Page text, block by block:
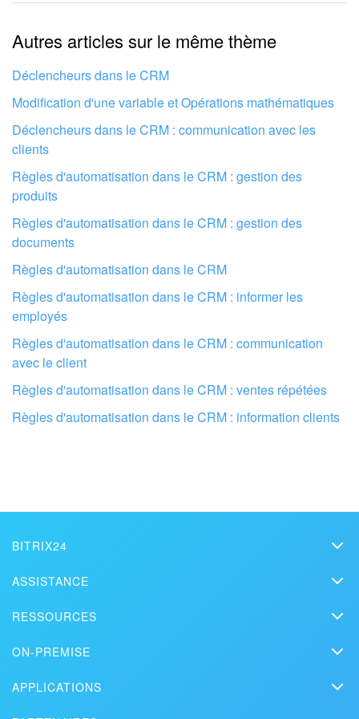
Voyons comment la règle d'automatisation a fonctionné. La
règle a supprimé la transaction lorsqu'elle a atteint l'étape «
La transaction n'a pas été faite ». Vous pouvez trouver une
Corbeille CRM
Trop court, j'ai besoin de plus d'informations
Je n'aime pas comment cet outil fonctionne
Faites configurer votre compte Bitrix24
par des professionnels locaux
Autres articles sur le même thème
Déclencheurs dans le CRM
Modification d'une variable et Opérations mathématiques
Déclencheurs dans le CRM : communication avec les
clients
Règles d'automatisation dans le CRM : gestion des
produits
Règles d'automatisation dans le CRM : gestion des
documents
Règles d'automatisation dans le CRM
Règles d'automatisation dans le CRM : informer les
employés
Règles d'automatisation dans le CRM : communication
avec le client
Règles d'automatisation dans le CRM : ventes répétées
Règles d'automatisation dans le CRM : information clients
BITRIX24
Kit presse
Nous contacter
ASSISTANCE
Vidéos de démonstration
Contacter l'assistance
RESSOURCES
Solutions
ON-PREMISE
APPLICATIONS